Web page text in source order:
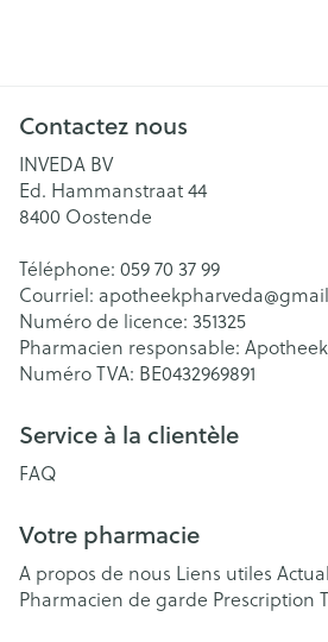
Contactez nous
INVEDA BV
Ed. Hammanstraat 44
8400 Oostende
Téléphone: 059 70 37 99
Courriel: apotheekpharveda@
Numéro de licence: 351325
Pharmacien responsable:
Numéro TVA: BE0432969891
Service à la clientèle
FAQ
Votre pharmacie
A propos de nous Liens utiles
Pharmacien de garde Prescription